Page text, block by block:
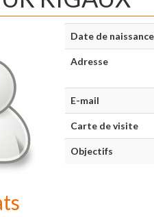
Date de naissance
Adresse
E-mail
Carte de visite
Objectifs